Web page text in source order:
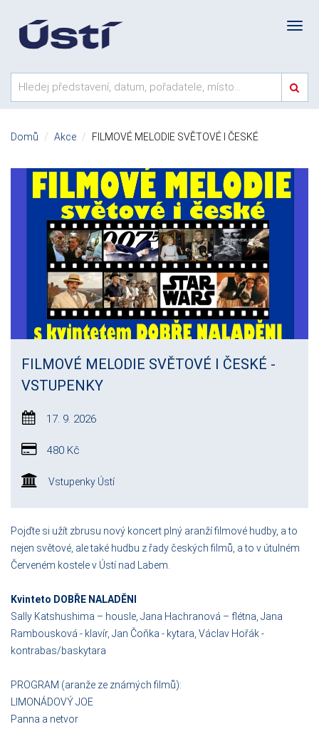
Domů Akce FILMOVÉ MELODIE SVĚTOVÉ I ČESKÉ
FILMOVÉ MELODIE SVĚTOVÉ I ČESKÉ -
VSTUPENKY
17. 9. 2026
480 Kč
Vstupenky Ústí
Pojďte si užít zbrusu nový koncert plný aranží filmové hudby, a to
nejen světové, ale také hudbu z řady českých filmů, a to v útulném
Červeném kostele v Ústí nad Labem.
Kvinteto DOBŘE NALADĚNI
Sally Katshushima – housle, Jana Hachranová – flétna, Jana
Rambousková - klavír, Jan Čoňka - kytara, Václav Hořák -
kontrabas/baskytara
PROGRAM (aranže ze známých filmů):
LIMONÁDOVÝ JOE
Panna a netvor